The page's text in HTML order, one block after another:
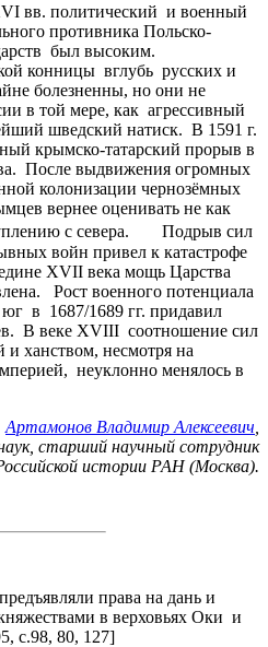
вв. политический и военный
противника Польско-
был высоким.
конницы вглубь русских и
болезненны, но они не
в той мере, как агрессивный
шведский натиск. В 1591 г.
крымско-татарский прорыв в
После выдвижения огромных
колонизации чернозёмных
вернее оценивать не как
с севера. Подрыв сил
войн привел к катастрофе
XVII века мощь Царства
Рост военного потенциала
в 1687/1689 гг. придавил
В веке XVIII соотношение сил
ханством, несмотря на
неуклонно менялось в
Артамонов Владимир Алексеевич
старший научный сотрудник
истории РАН (Москва).
права на дань и
в верховьях Оки и
с.98, 80, 127]